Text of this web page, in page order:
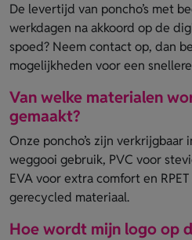
De levertijd van poncho’s met
werkdagen na akkoord op de
spoed? Neem contact op, dan
mogelijkheden voor een
Van welke materialen
gemaakt?
Onze poncho’s zijn verkrijgbaar
weggooi gebruik, PVC voor
EVA voor extra comfort en
gerecycled materiaal.
Hoe wordt mijn logo op